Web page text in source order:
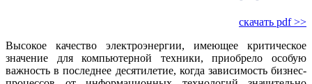
скачать pdf >>
Высокое качество электроэнергии, имеющее критическое
значение для компьютерной техники, приобрело особую
важность в последнее десятилетие, когда зависимость бизнес-